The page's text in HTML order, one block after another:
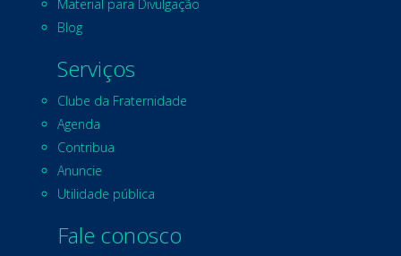
Material para Divulgação
Blog
Serviços
Clube da Fraternidade
Agenda
Contribua
Anuncie
Utilidade pública
Fale conosco